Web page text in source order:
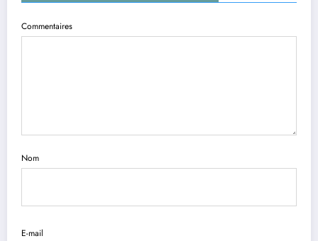
Commentaires
Nom
E-mail